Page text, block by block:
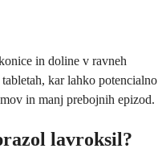
in doline v ravneh
kar lahko potencialno
in manj prebojnih epizod.
lavroksil?